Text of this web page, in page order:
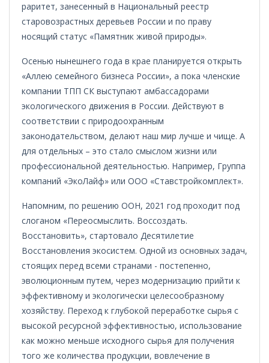
раритет, занесенный в Национальный реестр
старовозрастных деревьев России и по праву
носящий статус «Памятник живой природы».
Осенью нынешнего года в крае планируется открыть
«Аллею семейного бизнеса России», а пока членские
компании ТПП СК выступают амбассадорами
экологического движения в России. Действуют в
соответствии с природоохранным
законодательством, делают наш мир лучше и чище. А
для отдельных – это стало смыслом жизни или
профессиональной деятельностью. Например, Группа
компаний «ЭкоЛайф» или ООО «Ставстройкомплект».
Напомним, по решению ООН, 2021 год проходит под
слоганом «Переосмыслить. Воссоздать.
Восстановить», стартовало Десятилетие
Восстановления экосистем. Одной из основных задач,
стоящих перед всеми странами - постепенно,
эволюционным путем, через модернизацию прийти к
эффективному и экологически целесообразному
хозяйству. Переход к глубокой переработке сырья с
высокой ресурсной эффективностью, использование
как можно меньше исходного сырья для получения
того же количества продукции, вовлечение в